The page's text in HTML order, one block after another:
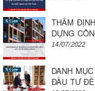
THẨM
DỰNG
14/07/2022
DANH
ĐẦU TƯ